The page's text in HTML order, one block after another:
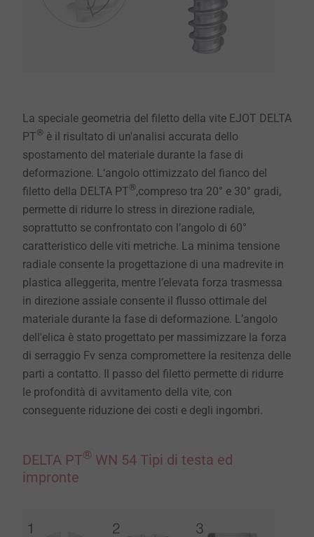
La speciale geometria del filetto della vite EJOT DELTA
PT® è il risultato di un'analisi accurata dello
spostamento del materiale durante la fase di
deformazione. L‘angolo ottimizzato del fianco del
filetto della DELTA PT®,compreso tra 20° e 30° gradi,
permette di ridurre lo stress in direzione radiale,
soprattutto se confrontato con l’angolo di 60°
caratteristico delle viti metriche. La minima tensione
radiale consente la progettazione di una madrevite in
plastica alleggerita, mentre l’elevata forza trasmessa
in direzione assiale consente il flusso ottimale del
materiale durante la fase di deformazione. L’angolo
dell'elica è stato progettato per massimizzare la forza
di serraggio Fv senza compromettere la resitenza delle
parti a contatto. Il passo del filetto permette di ridurre
le profondità di avvitamento della vite, con
conseguente riduzione dei costi e degli ingombri.
DELTA PT® WN 54 Tipi di testa ed
impronte